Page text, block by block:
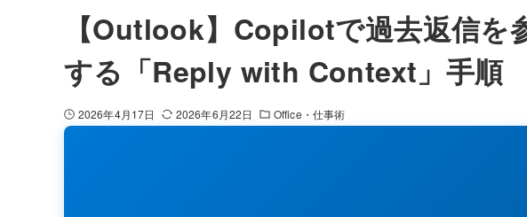
【Outlook】Copilotで過去返信を
する「Reply with Context」手順
2026年4月17日 2026年6月22日 Office・仕事術